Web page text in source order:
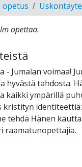
opetus
opettaa.
- Jumalan voimaa!
hyvästä tahdosta.
kaikki ympärillä
kristityn
tehdä Hänen
raamatunopettajia.